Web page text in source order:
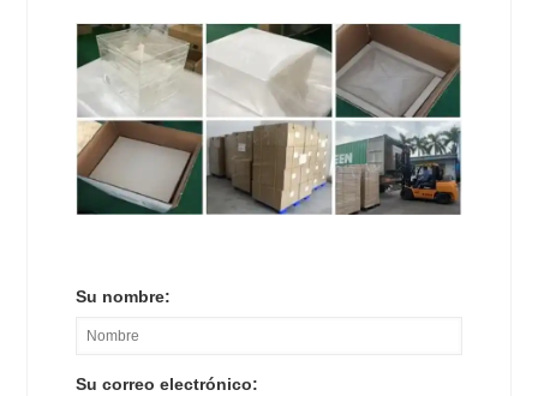
Su nombre:
Su correo electrónico: